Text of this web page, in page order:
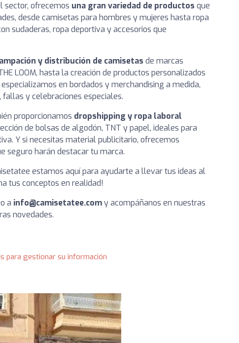
sector, ofrecemos una gran variedad de productos que
desde camisetas para hombres y mujeres hasta ropa
sudaderas, ropa deportiva y accesorios que
y distribución de camisetas de marcas
LOOM, hasta la creación de productos personalizados
en bordados y merchandising a medida,
y celebraciones especiales.
proporcionamos dropshipping y ropa laboral
de bolsas de algodón, TNT y papel, ideales para
Y si necesitas material publicitario, ofrecemos
seguro harán destacar tu marca.
estamos aquí para ayudarte a llevar tus ideas al
tus conceptos en realidad!
a info@camisetatee.comy acompáñanos en nuestras
novedades.
para gestionar su información